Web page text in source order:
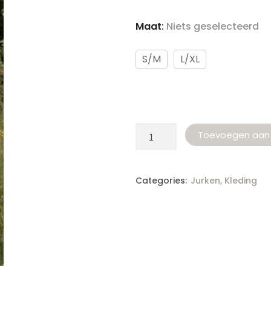
Maat: Niets geselecteerd
S/M L/XL
Toevoegen
Categories: Jurken, Kleding